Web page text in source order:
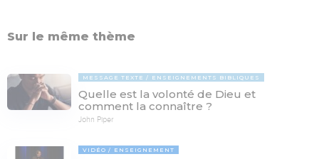
Sur le même thème
MESSAGE TEXTE ENSEIGNEMENTS BIBLIQUES
Quelle est la volonté de Dieu et
comment la connaître ?
John Piper
VIDÉO ENSEIGNEMENT